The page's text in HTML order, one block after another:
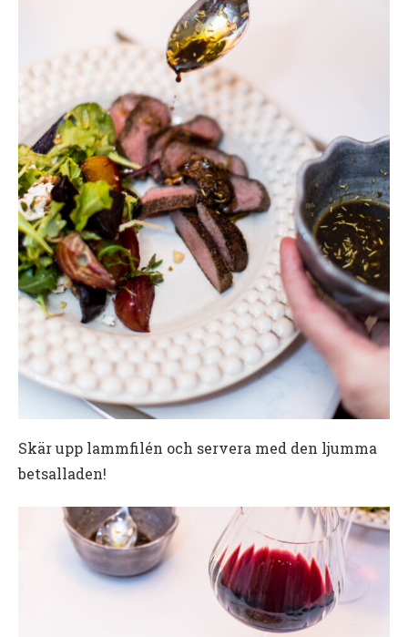
Skär upp lammfilén och servera med den ljumma
betsalladen!